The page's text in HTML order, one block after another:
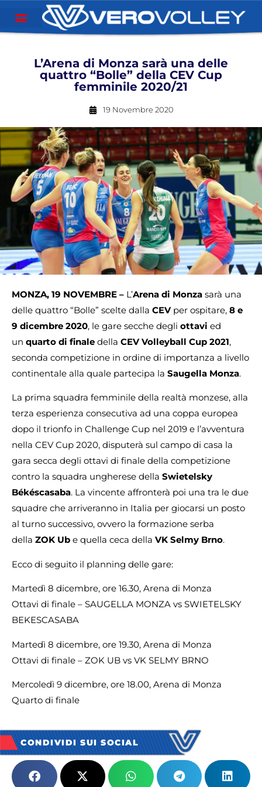
L’Arena di Monza sarà una delle
quattro “Bolle” della CEV Cup
femminile 2020/21
19 Novembre 2020
MONZA, 19 NOVEMBRE – L’Arena di Monza sarà una
delle quattro “Bolle” scelte dalla CEV per ospitare, 8 e
9 dicembre 2020, le gare secche degli ottavi ed
un quarto di finale della CEV Volleyball Cup 2021,
seconda competizione in ordine di importanza a livello
continentale alla quale partecipa la Saugella Monza.
La prima squadra femminile della realtà monzese, alla
terza esperienza consecutiva ad una coppa europea
dopo il trionfo in Challenge Cup nel 2019 e l’avventura
nella CEV Cup 2020, disputerà sul campo di casa la
gara secca degli ottavi di finale della competizione
contro la squadra ungherese della Swietelsky
Békéscasaba. La vincente affronterà poi una tra le due
squadre che arriveranno in Italia per giocarsi un posto
al turno successivo, ovvero la formazione serba
della ZOK Ub e quella ceca della VK Selmy Brno.
Ecco di seguito il planning delle gare:
Martedì 8 dicembre, ore 16.30, Arena di Monza
Ottavi di finale – SAUGELLA MONZA vs SWIETELSKY
BEKESCASABA
Martedì 8 dicembre, ore 19.30, Arena di Monza
Ottavi di finale – ZOK UB vs VK SELMY BRNO
Mercoledì 9 dicembre, ore 18.00, Arena di Monza
Quarto di finale
CONDIVIDI SUI SOCIAL